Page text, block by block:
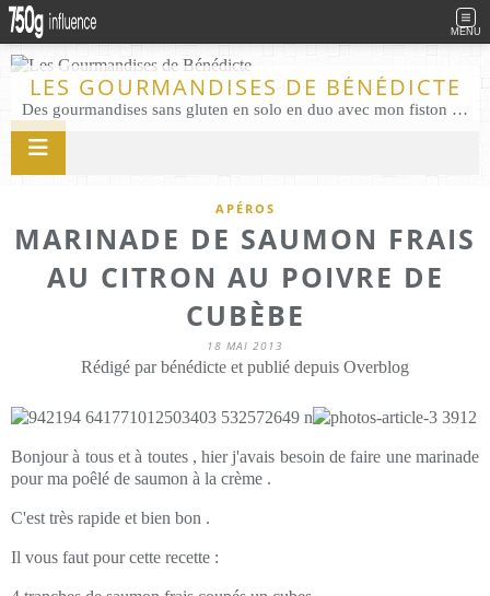
MENU
LES GOURMANDISES DE BÉNÉDICTE
Des gourmandises sans gluten en solo en duo avec mon fiston . Salé comme Sucré sans gluten éco responsable Les Gourmandises de Bénédicte gâteau produits locaux
APÉROS
MARINADE DE SAUMON FRAIS
AU CITRON AU POIVRE DE
CUBÈBE
18 MAI 2013
Rédigé par bénédicte et publié depuis Overblog
Bonjour à tous et à toutes , hier j'avais besoin de faire une marinade
pour ma poêlé de saumon à la crème .
C'est très rapide et bien bon .
Il vous faut pour cette recette :